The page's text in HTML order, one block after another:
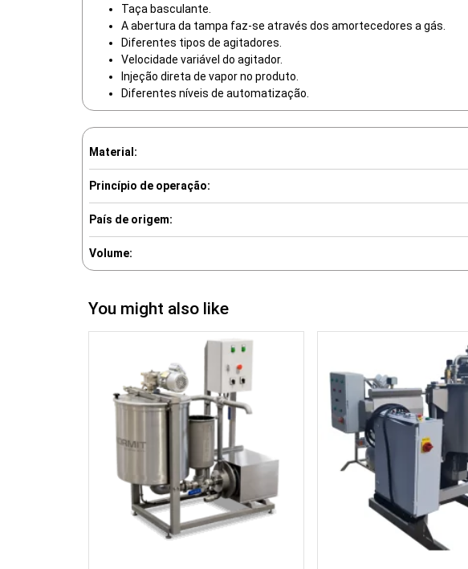
Taça basculante.
A abertura da tampa faz-se através dos amortecedores a gás.
Diferentes tipos de agitadores.
Velocidade variável do agitador.
Injeção direta de vapor no produto.
Diferentes níveis de automatização.
Material:
Princípio de operação:
País de origem:
Volume:
You might also like